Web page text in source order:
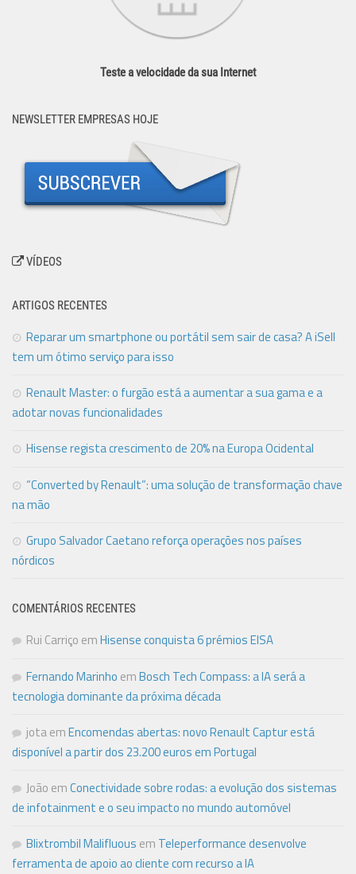
Teste a velocidade da sua Internet
NEWSLETTER EMPRESAS HOJE
VÍDEOS
ARTIGOS RECENTES
Reparar um smartphone ou portátil sem sair de casa? A iSell
tem um ótimo serviço para isso
Renault Master: o furgão está a aumentar a sua gama e a
adotar novas funcionalidades
Hisense regista crescimento de 20% na Europa Ocidental
“Converted by Renault”: uma solução de transformação chave
na mão
Grupo Salvador Caetano reforça operações nos países
nórdicos
COMENTÁRIOS RECENTES
Rui Carriço emHisense conquista 6 prémios EISA
Fernando Marinho emBosch Tech Compass: a IA será a
tecnologia dominante da próxima década
jotaemEncomendas abertas: novo Renault Captur está
disponível a partir dos 23.200 euros em Portugal
João emConectividade sobre rodas: a evolução dos sistemas
de infotainment e o seu impacto no mundo automóvel
Blixtrombil Malifluous em Teleperformance desenvolve
ferramenta de apoio ao cliente com recurso a IA